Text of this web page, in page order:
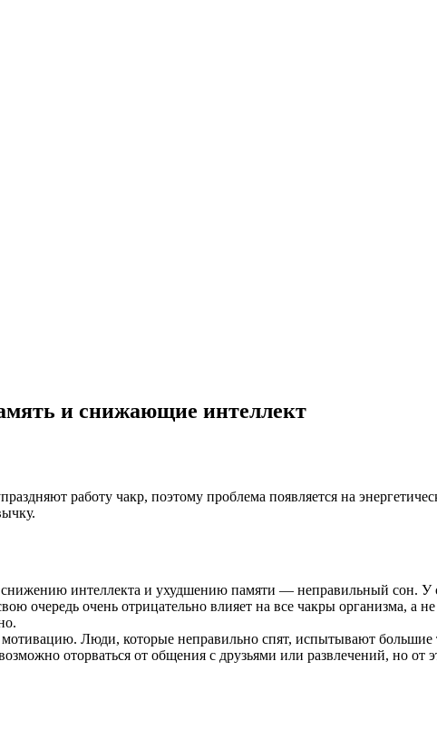
и снижающие интеллект
работу чакр, поэтому проблема появляется на
снижению интеллекта и ухудшению памяти — неправильный сон.
очередь очень отрицательно влияет на все чакры организма, а
Люди, которые неправильно спят, испытывают большие
оторваться от общения с друзьями или развлечений, но